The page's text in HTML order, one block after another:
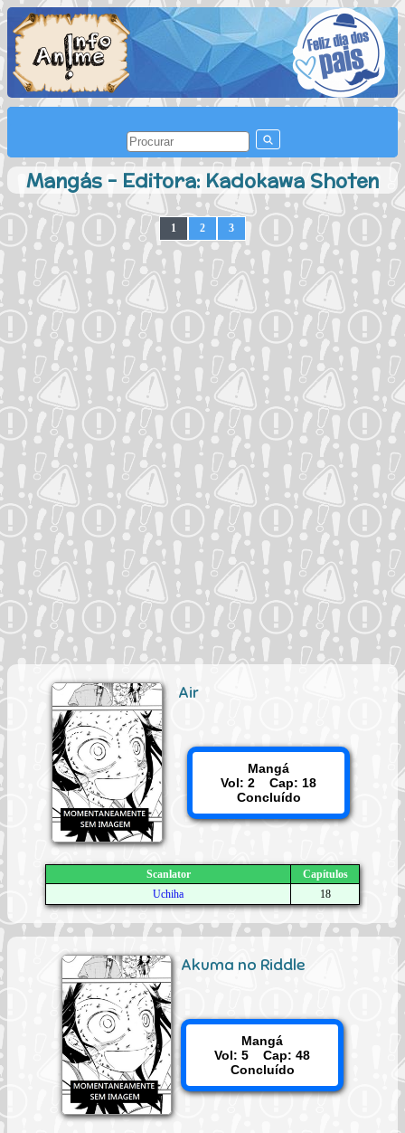
Mangás - Editora: Kadokawa Shoten
1 2 3
Air
Mangá
Vol: 2 Cap: 18
Concluído
Scanlator
Capítulos
Uchiha
18
Akuma no Riddle
Mangá
Vol: 5 Cap: 48
Concluído